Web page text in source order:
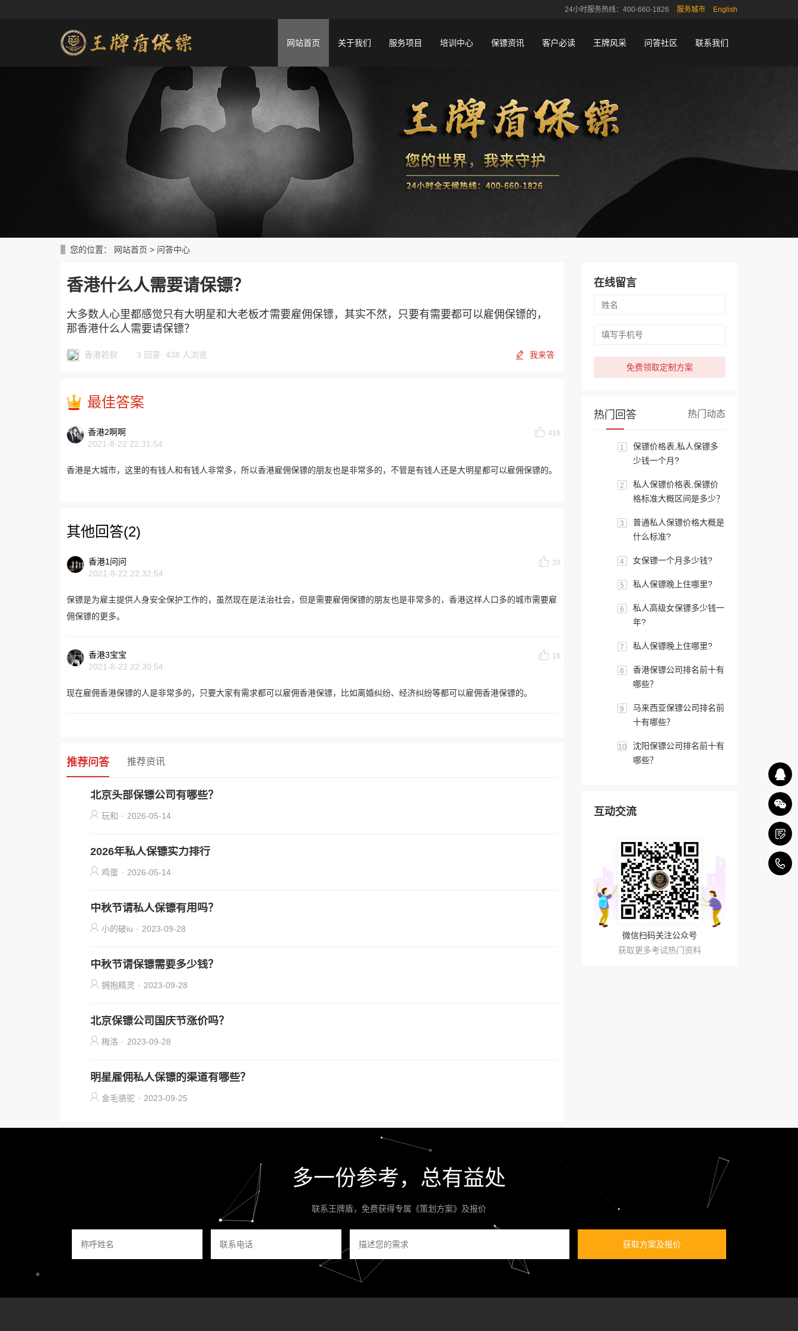
24小时服务热线：400-660-1826 服务城市 English
网站首页 关于我们 服务项目 培训中心 保镖资讯 客户必读 王牌风采 问答社区 联系我们
您的位置： 网站首页 > 问答中心
香港什么人需要请保镖？
大多数人心里都感觉只有大明星和大老板才需要雇佣保镖，其实不然，只要有需要都可以雇佣保镖的，
那香港什么人需要请保镖？
香港若软 3 回答· 438 人浏览 我来答
最佳答案
香港2啊啊
2021-8-22 22:31:54
419
香港是大城市，这里的有钱人和有钱人非常多，所以香港雇佣保镖的朋友也是非常多的，不管是有钱人还是大明星都可以雇佣保镖的。
其他回答(2)
香港1问问
2021-8-22 22:32:54
20
保镖是为雇主提供人身安全保护工作的，虽然现在是法治社会，但是需要雇佣保镖的朋友也是非常多的，香港这样人口多的城市需要雇
佣保镖的更多。
香港3宝宝
2021-8-22 22:30:54
16
现在雇佣香港保镖的人是非常多的，只要大家有需求都可以雇佣香港保镖，比如离婚纠纷、经济纠纷等都可以雇佣香港保镖的。
推荐问答 推荐资讯
北京头部保镖公司有哪些？
玩和 · 2026-05-14
2026年私人保镖实力排行
鸡蛋 · 2026-05-14
中秋节请私人保镖有用吗？
小的破iu · 2023-09-28
中秋节请保镖需要多少钱？
拥抱精灵 · 2023-09-28
北京保镖公司国庆节涨价吗？
梅洛 · 2023-09-28
明星雇佣私人保镖的渠道有哪些？
金毛骆驼 · 2023-09-25
在线留言
免费领取定制方案
热门回答 热门动态
1
保镖价格表,私人保镖多
少钱一个月?
2
私人保镖价格表,保镖价
格标准大概区间是多少？
3
普通私人保镖价格大概是
什么标准?
4 女保镖一个月多少钱?
5 私人保镖晚上住哪里?
6
私人高级女保镖多少钱一
年?
7 私人保镖晚上住哪里?
8
香港保镖公司排名前十有
哪些？
9
马来西亚保镖公司排名前
十有哪些？
10
沈阳保镖公司排名前十有
哪些？
互动交流
微信扫码关注公众号
获取更多考试热门资料
多一份参考，总有益处
联系王牌盾，免费获得专属《策划方案》及报价
获取方案及报价